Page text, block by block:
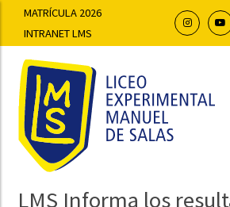
MATRÍCULA 2026
INTRANET LMS
LMS Informa los